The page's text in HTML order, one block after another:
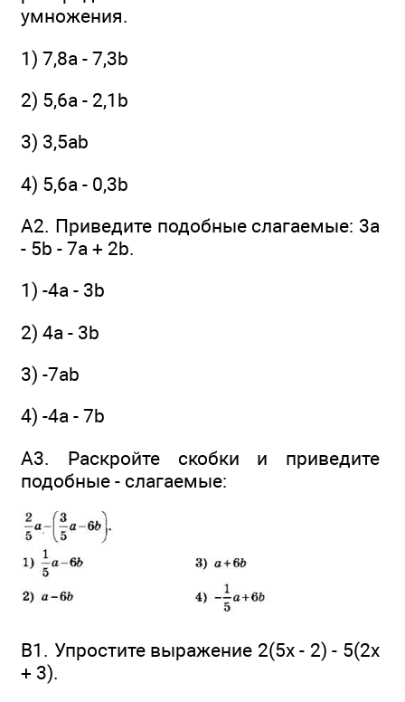
умножения.
1) 7,8а - 7,3b
2) 5,6а - 2,1b
3) 3,5аb
4) 5,6а - 0,3b
А2. Приведите подобные слагаемые: 3a
- 5b - 7a + 2b.
1) -4а - 3b
2) 4а - 3b
3) -7аb
4) -4а - 7b
А3. Раскройте скобки и приведите
подобные - слагаемые:
В1. Упростите выражение 2(5x - 2) - 5(2x
+ 3).